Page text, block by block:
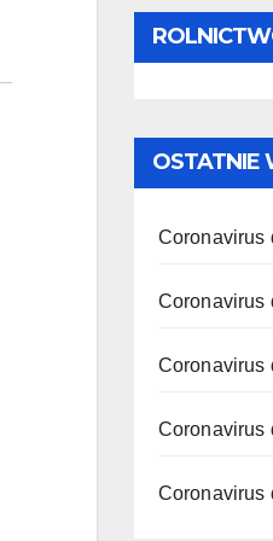
OSTATNIE
Coronavirus
Coronavirus
Coronavirus
Coronavirus
Coronavirus